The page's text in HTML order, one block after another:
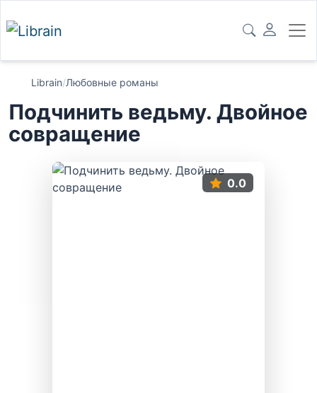
Librain/Любовные романы
Подчинить ведьму. Двойное
совращение
0.0